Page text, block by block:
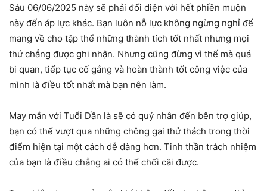
Sáu 06/06/2025 này sẽ phải đối diện với hết phiền muộn
này đến áp lực khác. Bạn luôn nỗ lực không ngừng nghỉ để
mang về cho tập thể những thành tích tốt nhất nhưng mọi
thứ chẳng được ghi nhận. Nhưng cũng đừng vì thế mà quá
bi quan, tiếp tục cố gắng và hoàn thành tốt công việc của
mình là điều tốt nhất mà bạn nên làm.
May mắn với Tuổi Dần là sẽ có quý nhân đến bên trợ giúp,
bạn có thể vượt qua những chông gai thử thách trong thời
điểm hiện tại một cách dễ dàng hơn. Tinh thần trách nhiệm
của bạn là điều chẳng ai có thể chối cãi được.